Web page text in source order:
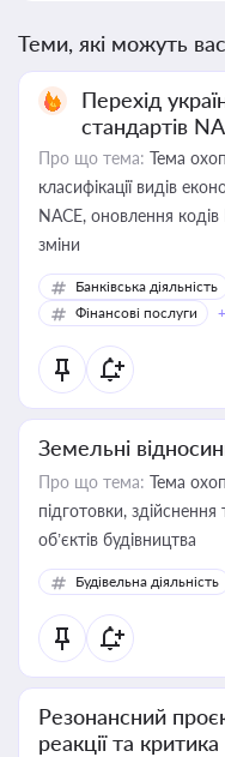
Теми, які можуть
Перехід
стандартів
Про що тема: Тема
класифікації видів
NACE, оновлення
зміни
Банківська діяльність
Фінансові послуги
Земельні
Про що тема: Тема
підготовки,
об’єктів будівництва
Будівельна діяльність
Резонансний
реакції та критика